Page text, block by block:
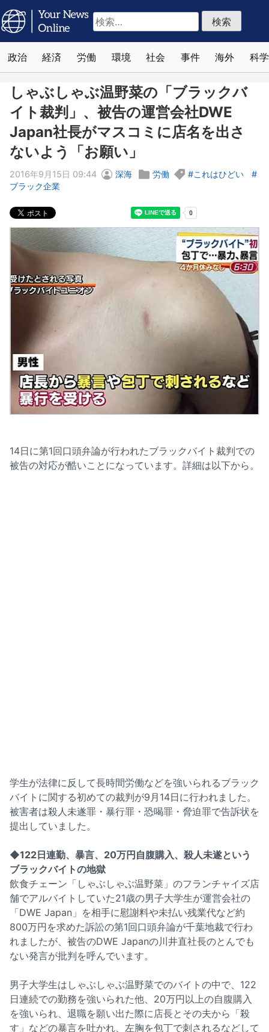
検
索:
政治 経済 労働 環境 社会 事件 海外 科学
しゃぶしゃぶ温野菜の「ブラックバ
イト裁判」、被告の運営会社DWE
Japan社長がマスコミに店名を出さ
ないよう「お願い」
2016年9月15日 09:44 深海 労働
これはひどい
ブラック企業
14日に第1回口頭弁論が行われたブラックバイト裁判での
被告の対応が酷いことになっています。詳細は以下から。
学生が法律に反して長時間労働などを強いられるブラック
バイトに関する初めての裁判が9月14日に行われました。
被害者は殺人未遂罪・暴行罪・恐喝罪・脅迫罪で告訴状を
提出していました。
◆122日連勤、暴言、20万円自腹購入、殺人未遂という
ブラックバイトの地獄
飲食チェーン「しゃぶしゃぶ温野菜」のフランチャイズ店
舗でアルバイトしていた21歳の男子大学生が運営会社の
「DWE Japan」を相手に慰謝料や未払い残業代など約
800万円を求めた訴訟の第1回口頭弁論が千葉地裁で行わ
れましたが、被告のDWE Japanの川井直社長のとんでも
ない発言が批判を呼んでいます。
男子大学生はしゃぶしゃぶ温野菜でのバイトの中で、122
日連続での勤務を強いられた他、20万円以上の自腹購入
を強いられ、退職を願い出た際に店長とその夫から「殺
す」などの暴言を吐かれ、左胸を包丁で刺されるなどして